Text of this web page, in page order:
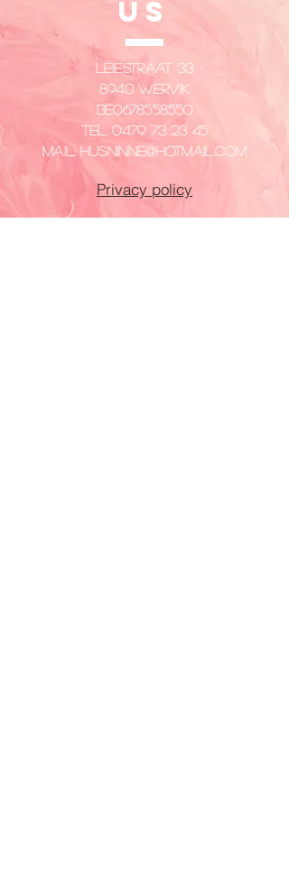
US
Leiestraat 33
8940 Wervik
​BE0678558550
Tel.0479 73 23 45
Mail: husninne@hotmail.com
Privacy policy